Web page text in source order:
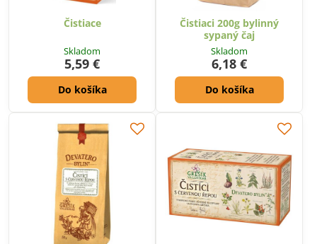
Čistiace
Skladom
5,59 €
Do košíka
Čistiaci 200g bylinný
sypaný čaj
Skladom
6,18 €
Do košíka